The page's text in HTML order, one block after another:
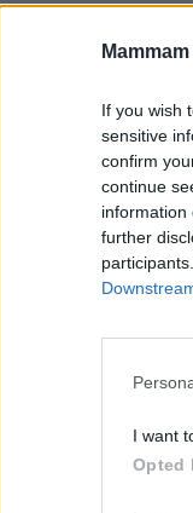
If you wish
sensitive
confirm
continue
information
further
I want
Opted
Praktiski
visu ģimeni